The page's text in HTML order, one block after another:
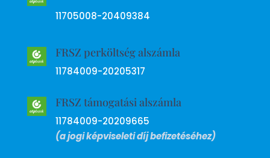
11705008-20409384
FRSZ perköltség alszámla
11784009-20205317
FRSZ támogatási alszámla
11784009-20209665
(a jogi képviseleti díj befizetéséhez)